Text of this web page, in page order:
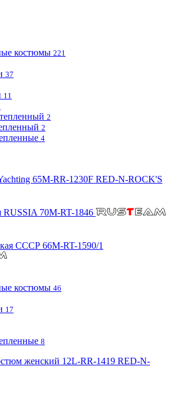
костюмы 221
37
11
2
2
4
65M-RR-1230F RED-N-ROCK'S
70M-RT-1846
СССР 66M-RT-1590/1
костюмы 46
17
8
женский 12L-RR-1419 RED-N-